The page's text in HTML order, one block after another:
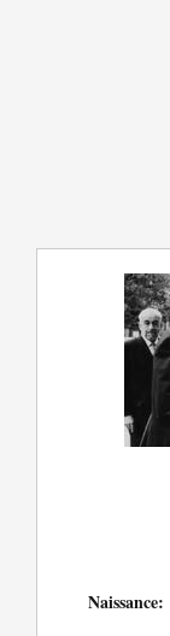
Naissance: